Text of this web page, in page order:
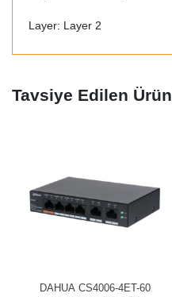
Layer: Layer 2
Tavsiye Edilen
DAHUA CS4006-4ET-60